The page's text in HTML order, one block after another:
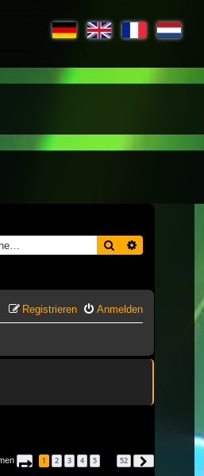
Suche
Anmelden
Registrieren
Seite von 52
1 2 3 4 5 52